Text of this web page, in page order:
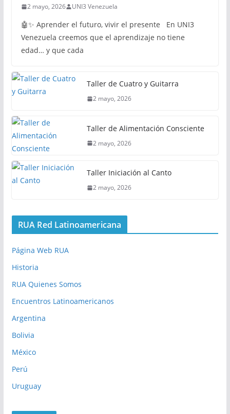
2 mayo, 2026 UNI3 Venezuela
🤖✨ Aprender el futuro, vivir el presente En UNI3
Venezuela creemos que el aprendizaje no tiene
edad… y que cada
Taller de Cuatro y Guitarra
2 mayo, 2026
Taller de Alimentación Consciente
2 mayo, 2026
Taller Iniciación al Canto
2 mayo, 2026
RUA Red Latinoamericana
Página Web RUA
Historia
RUA Quienes Somos
Encuentros Latinoamericanos
Argentina
Bolivia
México
Perú
Uruguay